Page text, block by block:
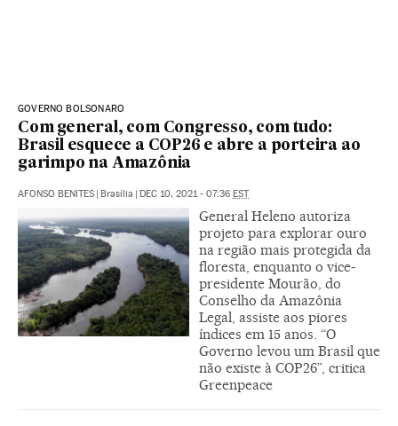
GOVERNO BOLSONARO
Com general, com Congresso, com tudo:
Brasil esquece a COP26 e abre a porteira ao
garimpo na Amazônia
AFONSO BENITES Brasília DEC 10, 2021 - 07:36 EST
General Heleno autoriza
projeto para explorar ouro
na região mais protegida da
floresta, enquanto o vice-
presidente Mourão, do
Conselho da Amazônia
Legal, assiste aos piores
índices em 15 anos. “O
Governo levou um Brasil que
não existe à COP26”, critica
Greenpeace